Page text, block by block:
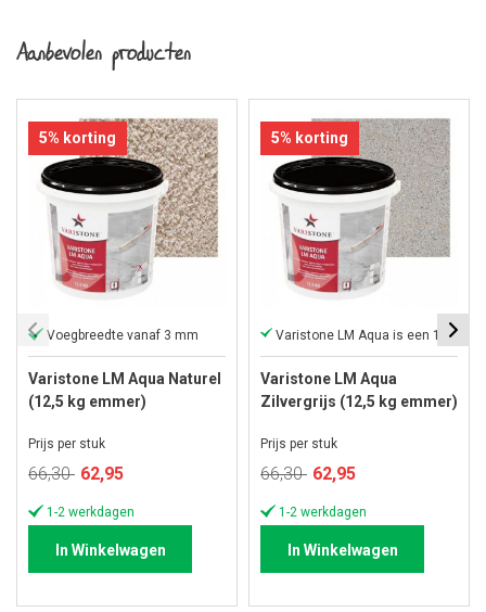
Aanbevolen producten
5% korting
Voegbreedte vanaf 3 mm
Varistone LM Aqua Naturel
(12,5 kg emmer)
Prijs per stuk
66,30 Speciale
62,95
1-2 werkdagen
In Winkelwagen
5% korting
Varistone LM Aqua is een 1-component
Varistone LM Aqua
Zilvergrijs (12,5 kg emmer)
Prijs per stuk
66,30 Speciale
62,95
1-2 werkdagen
In Winkelwagen